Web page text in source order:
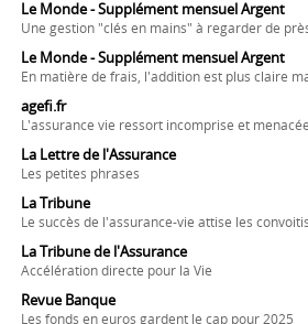
Le Monde - Supplément mensuel Argent
Une gestion "clés en mains" à regarder de
Le Monde - Supplément mensuel Argent
En matière de frais, l'addition est plus claire
agefi.fr
L'assurance vie ressort incomprise et
La Lettre de l'Assurance
Les petites phrases
La Tribune
Le succès de l'assurance-vie attise les
La Tribune de l'Assurance
Accélération directe pour la Vie
Revue Banque
Les fonds en euros gardent le cap pour 2025